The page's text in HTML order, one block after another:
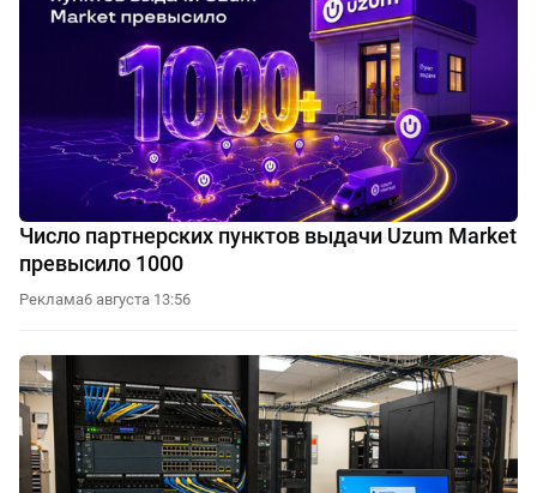
Число партнерских пунктов выдачи Uzum Market
превысило 1000
Реклама6 августа 13:56